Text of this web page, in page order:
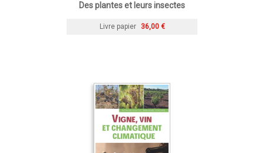
Des plantes et leurs insectes
Livre papier 36,00 €